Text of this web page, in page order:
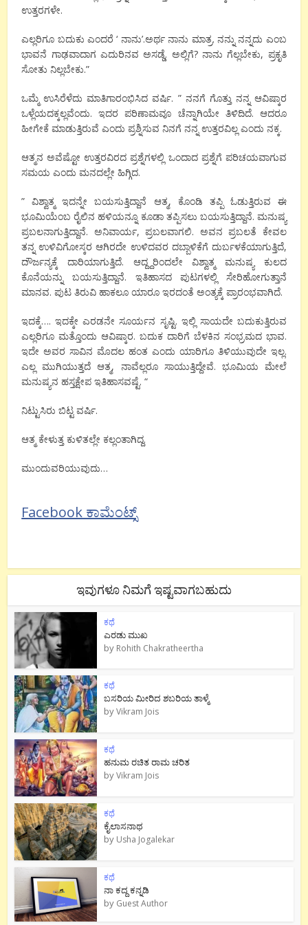
ಉತ್ತರಗಳೇ.
ಎಲ್ಲರಿಗೂ ಬದುಕು ಎಂದರೆ ‘ ನಾನು’.ಅರ್ಥ ನಾನು ಮಾತ್ರ. ನನ್ನು ನನ್ನದು ಎಂಬ
ಭಾವನೆ ಗಾಢವಾದಾಗ ಎದುರಿನವ ಅಸಡ್ಡೆ. ಅಲ್ಲಿಗೆ? ನಾನು ಗೆಲ್ಲಬೇಕು, ಪ್ರಕೃತಿ
ಸೋತು ನಿಲ್ಲಬೇಕು.”
ಒಮ್ಮೆ ಉಸಿರೆಳೆದು ಮಾತಿಗಾರಂಭಿಸಿದ ವರ್ಷಿ. ” ನನಗೆ ಗೊತ್ತು ನನ್ನ ಆವಿಷ್ಕಾರ
ಒಳ್ಲೆಯದಕ್ಕಲ್ಲವೆಂದು. ಇದರ ಪರಿಣಾಮವೂ ಚೆನ್ನಾಗಿಯೇ ತಿಳಿದಿದೆ. ಆದರೂ
ಹೀಗೇಕೆ ಮಾಡುತ್ತಿರುವೆ ಎಂದು ಪ್ರಶ್ನಿಸುವ ನಿನಗೆ ನನ್ನ ಉತ್ತರವಿಲ್ಲ ಎಂದು ನಕ್ಕ.
ಆತ್ಮನ ಅವೆಷ್ಟೋ ಉತ್ತರವಿರದ ಪ್ರಶ್ನೆಗಳಲ್ಲಿ ಒಂದಾದ ಪ್ರಶ್ನೆಗೆ ಪರಿಚಯವಾಗುವ
ಸಮಯ ಎಂದು ಮನದಲ್ಲೇ ಹಿಗ್ಗಿದ.
” ವಿಶ್ವಾತ್ಮ ಇದನ್ನೇ ಬಯಸುತ್ತಿದ್ದಾನೆ ಆತ್ಮ, ಕೊಂಡಿ ತಪ್ಪಿ ಓಡುತ್ತಿರುವ ಈ
ಭೂಮಿಯೆಂಬ ರೈಲಿನ ಹಳಿಯನ್ನೂ ಕೂಡಾ ತಪ್ಪಿಸಲು ಬಯಸುತ್ತಿದ್ದಾನೆ. ಮನುಷ್ಯ
ಪ್ರಬಲನಾಗುತ್ತಿದ್ದಾನೆ. ಅನಿವಾರ್ಯ, ಪ್ರಬಲವಾಗಲಿ. ಅವನ ಪ್ರಬಲತೆ ಕೇವಲ
ತನ್ನ ಉಳಿವಿಗೋಸ್ಕರ ಆಗಿರದೇ ಉಳಿದವರ ದಬ್ಬಾಳಿಕೆಗೆ ದುರ್ಬಳಕೆಯಾಗುತ್ತಿದೆ,
ದೌರ್ಜನ್ಯಕ್ಕೆ ದಾರಿಯಾಗುತ್ತಿದೆ. ಆದ್ದ್ದರಿಂದಲೇ ವಿಶ್ವಾತ್ಮ ಮನುಷ್ಯ ಕುಲದ
ಕೊನೆಯನ್ನು ಬಯಸುತ್ತಿದ್ದಾನೆ. ಇತಿಹಾಸದ ಪುಟಗಳಲ್ಲಿ ಸೇರಿಹೋಗುತ್ತಾನೆ
ಮಾನವ. ಪುಟ ತಿರುವಿ ಹಾಕಲೂ ಯಾರೂ ಇರದಂತೆ ಅಂತ್ಯಕ್ಕೆ ಪ್ರಾರಂಭವಾಗಿದೆ.
ಇದಕ್ಕೆ…. ಇದಕ್ಕೇ ಎರಡನೇ ಸೂರ್ಯನ ಸೃಷ್ಟಿ. ಇಲ್ಲಿ ಸಾಯದೇ ಬದುಕುತ್ತಿರುವ
ಎಲ್ಲರಿಗೂ ಮತ್ತೊಂದು ಆವಿಷ್ಕಾರ. ಬದುಕ ದಾರಿಗೆ ಬೆಳಕಿನ ಸಂಭ್ರಮದ ಭಾವ.
ಇದೇ ಅವರ ಸಾವಿನ ಮೊದಲ ಹಂತ ಎಂದು ಯಾರಿಗೂ ತಿಳಿಯುವುದೇ ಇಲ್ಲ.
ಎಲ್ಲ ಮುಗಿಯುತ್ತದೆ ಆತ್ಮ, ನಾವೆಲ್ಲರೂ ಸಾಯುತ್ತಿದ್ದೇವೆ. ಭೂಮಿಯ ಮೇಲೆ
ಮನುಷ್ಯನ ಹಸ್ತಕ್ಷೇಪ ಇತಿಹಾಸವಷ್ಟೆ. “
ನಿಟ್ಟುಸಿರು ಬಿಟ್ಟ ವರ್ಷಿ.
ಆತ್ಮ ಕೇಳುತ್ತ ಕುಳಿತಲ್ಲೇ ಕಲ್ಲಂತಾಗಿದ್ದ.
ಮುಂದುವರಿಯುವುದು…
Facebook ಕಾಮೆಂಟ್ಸ್
ಇವುಗಳೂ ನಿಮಗೆ ಇಷ್ಟವಾಗಬಹುದು
ಕಥೆ
ಎರಡು ಮುಖ
by Rohith Chakratheertha
ಕಥೆ
ಬಸರಿಯ ಮೀರಿದ ಶಬರಿಯ ತಾಳ್ಮೆ
byVikram Jois
ಕಥೆ
ಹನುಮ ರಚಿತ ರಾಮ‌ ಚರಿತ
byVikram Jois
ಕಥೆ
ಕೈಲಾಸನಾಥ
by Usha Jogalekar
ಕಥೆ
ನಾ ಕದ್ದ ಕನ್ನಡಿ
by Guest Author